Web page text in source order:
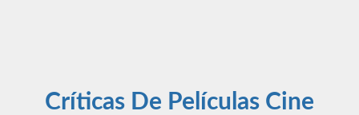
Críticas De Películas Cine